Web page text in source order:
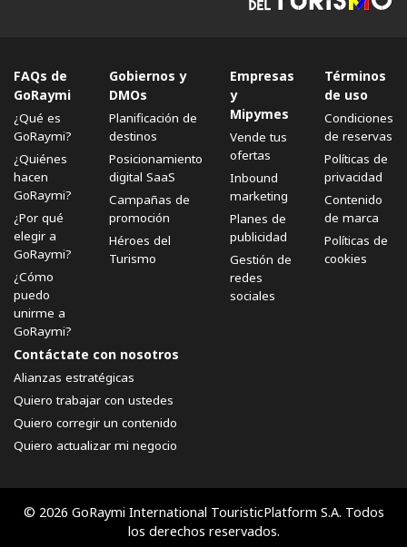
FAQs de
GoRaymi
¿Qué es
GoRaymi?
¿Quiénes
hacen
GoRaymi?
¿Por qué
elegir a
GoRaymi?
¿Cómo
puedo
unirme a
GoRaymi?
Gobiernos y
DMOs
Planificación de
destinos
Posicionamiento
digital SaaS
Campañas de
promoción
Héroes del
Turismo
Empresas
y
Mipymes
Vende tus
ofertas
Inbound
marketing
Planes de
publicidad
Gestión de
redes
sociales
Términos
de uso
Condiciones
de reservas
Políticas de
privacidad
Contenido
de marca
Políticas de
cookies
Contáctate con nosotros
Alianzas estratégicas
Quiero trabajar con ustedes
Quiero corregir un contenido
Quiero actualizar mi negocio
© 2026 GoRaymi International TouristicPlatform S.A. Todos
los derechos reservados.